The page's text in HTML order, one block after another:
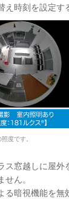
え時刻を設定
度です。
ス窓越しに屋
せん。
る暗視機能を